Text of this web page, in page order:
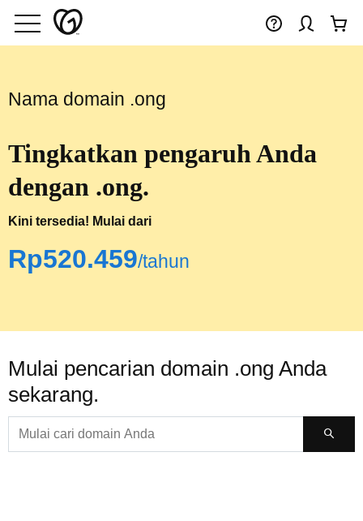
Nama domain .ong
Tingkatkan pengaruh Anda
dengan .ong.
Kini tersedia! Mulai dari
‪Rp520.459‬/tahun
Mulai pencarian domain .ong Anda
sekarang.